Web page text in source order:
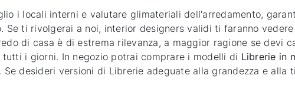
i locali interni e valutare glimateriali dell'arredamento,
ti rivolgerai a noi, interior designers validi ti faranno
di casa è di estrema rilevanza, a maggior ragione se devi
i giorni. In negozio potrai comprare i modelli di Librerie in
desideri versioni di Librerie adeguate alla grandezza e alla